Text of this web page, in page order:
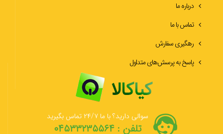
درباره ما
تماس با ما
رهگیری سفارش
پاسخ به پرسش‌های متداول
سوالی دارید؟ با ما ۲۴/۷ تماس بگیرید
تلفن : ۰۴۵۳۳۲۳۵۵۶۴